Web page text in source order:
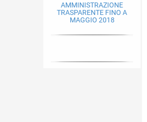
AMMINISTRAZIONE
TRASPARENTE FINO A
MAGGIO 2018